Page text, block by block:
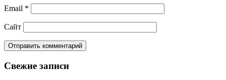
Email *
Сайт
Свежие записи